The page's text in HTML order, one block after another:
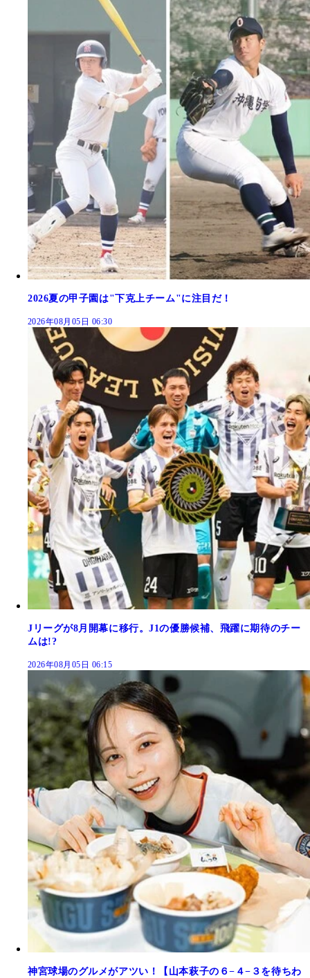
2026夏の甲子園は"下克上チーム"に注目だ！
2026年08月05日 06:30
Jリーグが8月開幕に移行。J1の優勝候補、飛躍に期待のチー
ムは!?
2026年08月05日 06:15
神宮球場のグルメがアツい！【山本萩子の６−４−３を待ちわ